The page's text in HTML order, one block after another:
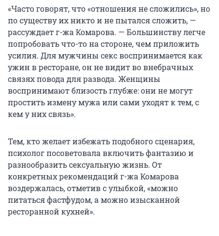
«Часто говорят, что «отношения не сложились», но
по существу их никто и не пытался сложить, —
рассуждает г-жа Комарова. — Большинству легче
попробовать что-то на стороне, чем приложить
усилия. Для мужчины секс воспринимается как
ужин в ресторане, он не видит во внебрачных
связях повода для развода. Женщины
воспринимают близость глубже: они не могут
простить измену мужа или сами уходят к тем, с
кем у них связь».
Тем, кто желает избежать подобного сценария,
психолог посоветовала включить фантазию и
разнообразить сексуальную жизнь. От
конкретных рекомендаций г-жа Комарова
воздержалась, отметив с улыбкой, «можно
питаться фастфудом, а можно изысканной
ресторанной кухней».